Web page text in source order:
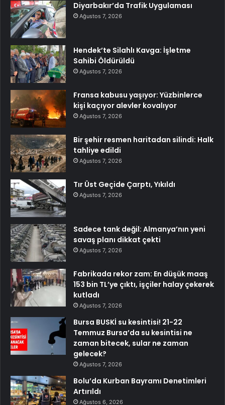
Diyarbakır’da Trafik Uygulaması
Ağustos 7, 2026
Hendek’te Silahlı Kavga: İşletme
Sahibi Öldürüldü
Ağustos 7, 2026
Fransa kabusu yaşıyor: Yüzbinlerce
kişi kaçıyor alevler kovalıyor
Ağustos 7, 2026
Bir şehir resmen haritadan silindi: Halk
tahliye edildi
Ağustos 7, 2026
Tır Üst Geçide Çarptı, Yıkıldı
Ağustos 7, 2026
Sadece tank değil: Almanya’nın yeni
savaş planı dikkat çekti
Ağustos 7, 2026
Fabrikada rekor zam: En düşük maaş
153 bin TL’ye çıktı, işçiler halay çekerek
kutladı
Ağustos 7, 2026
Bursa BUSKİ su kesintisi! 21-22
Temmuz Bursa’da su kesintisi ne
zaman bitecek, sular ne zaman
gelecek?
Ağustos 7, 2026
Bolu’da Kurban Bayramı Denetimleri
Artırıldı
Ağustos 6, 2026